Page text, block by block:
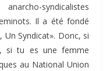
syndicalistes
Il a été fondé
Syndicat». Donc, si
si tu es une femme
au National Union